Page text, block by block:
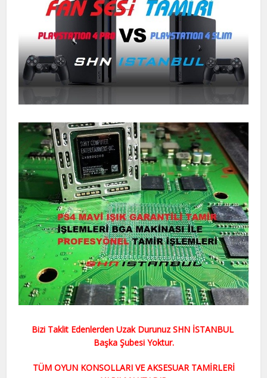
Bizi Taklit Edenlerden Uzak Durunuz SHN İSTANBUL
Başka Şubesi Yoktur.
TÜM OYUN KONSOLLARI VE AKSESUAR TAMİRLERİ